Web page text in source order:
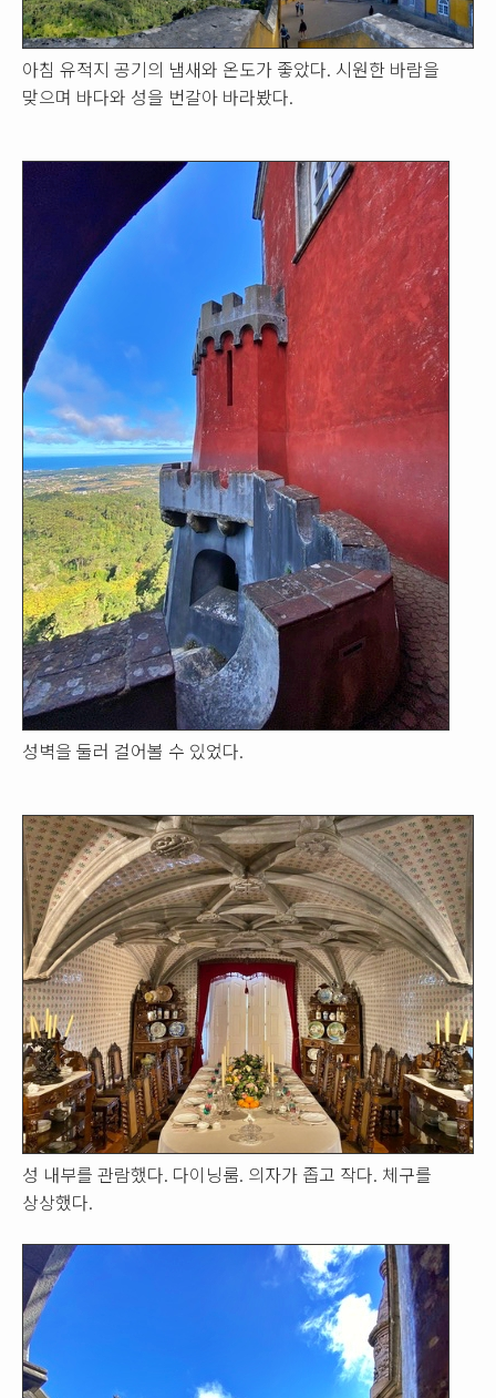
아침 유적지 공기의 냄새와 온도가 좋았다. 시원한 바람을
맞으며 바다와 성을 번갈아 바라봤다.
성벽을 둘러 걸어볼 수 있었다.
성 내부를 관람했다. 다이닝룸. 의자가 좁고 작다. 체구를
상상했다.